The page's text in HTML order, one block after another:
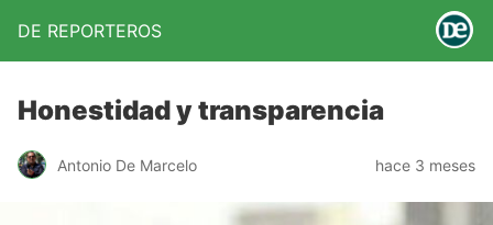
DE REPORTEROS
Honestidad y transparencia
Antonio De Marcelo hace 3 meses